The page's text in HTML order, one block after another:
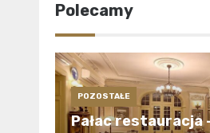
Polecamy
POZOSTAŁE
Pałac restauracja